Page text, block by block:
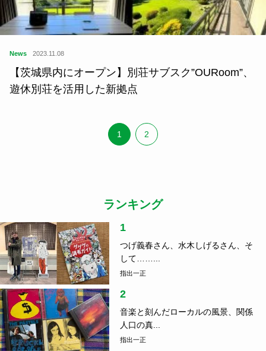
News 2023.11.08
【茨城県内にオープン】別荘サブスク”OURoom”、
遊休別荘を活用した新拠点
1 2
ランキング
1
つげ義春さん、水木しげるさん、そ
して……...
指出一正
2
音楽と刻んだローカルの風景、関係
人口の真...
指出一正